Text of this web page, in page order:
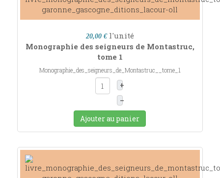
20,00 € l'unité
Monographie des seigneurs de Montastruc,
tome 1
Monographie_des_seigneurs_de_Montastruc__tome_1
+
–
Ajouter au panier